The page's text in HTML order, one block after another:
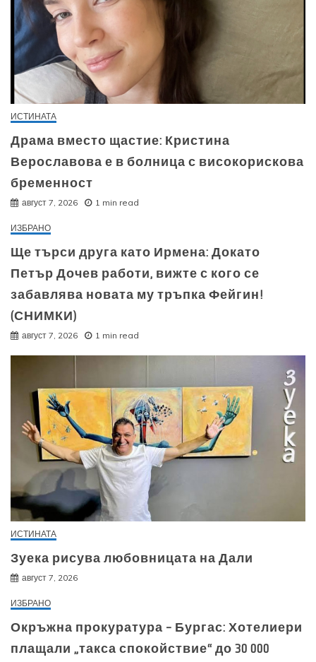
ИСТИНАТА
Драма вместо щастие: Кристина
Верославова е в болница с високорискова
бременност
август 7, 2026 1 min read
ИЗБРАНО
Ще търси друга като Ирмена: Докато
Петър Дочев работи, вижте с кого се
забавлява новата му тръпка Фейгин!
(СНИМКИ)
август 7, 2026 1 min read
ИСТИНАТА
Зуека рисува любовницата на Дали
август 7, 2026
ИЗБРАНО
Окръжна прокуратура – Бургас: Хотелиери
плащали „такса спокойствие“ до 30 000